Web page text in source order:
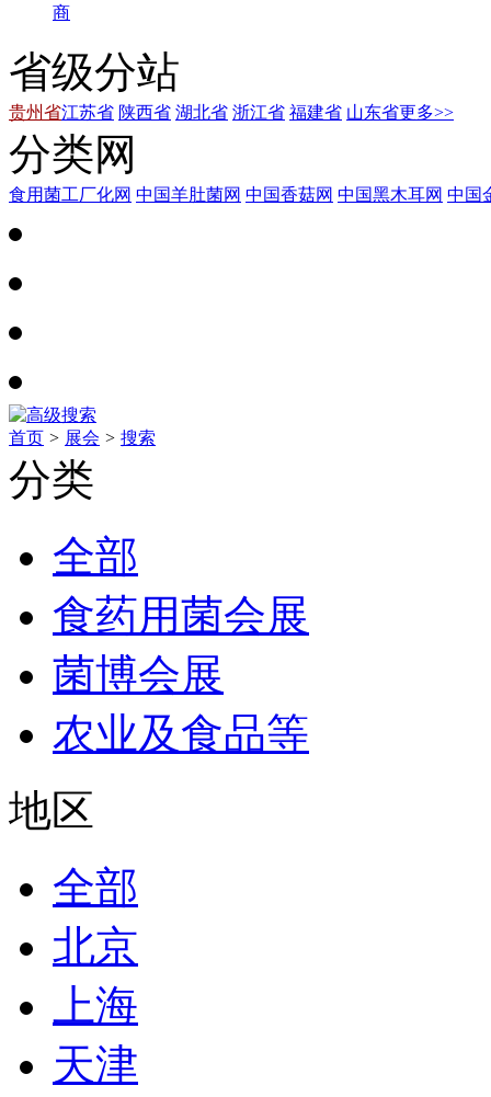
商
省级分站
贵州省江苏省 陕西省 湖北省 浙江省 福建省 山东省更多>>
分类网
食用菌工厂化网 中国羊肚菌网 中国香菇网 中国黑木耳网 中国
首页 > 展会 > 搜索
分类
全部
食药用菌会展
菌博会展
农业及食品等
地区
全部
北京
上海
天津